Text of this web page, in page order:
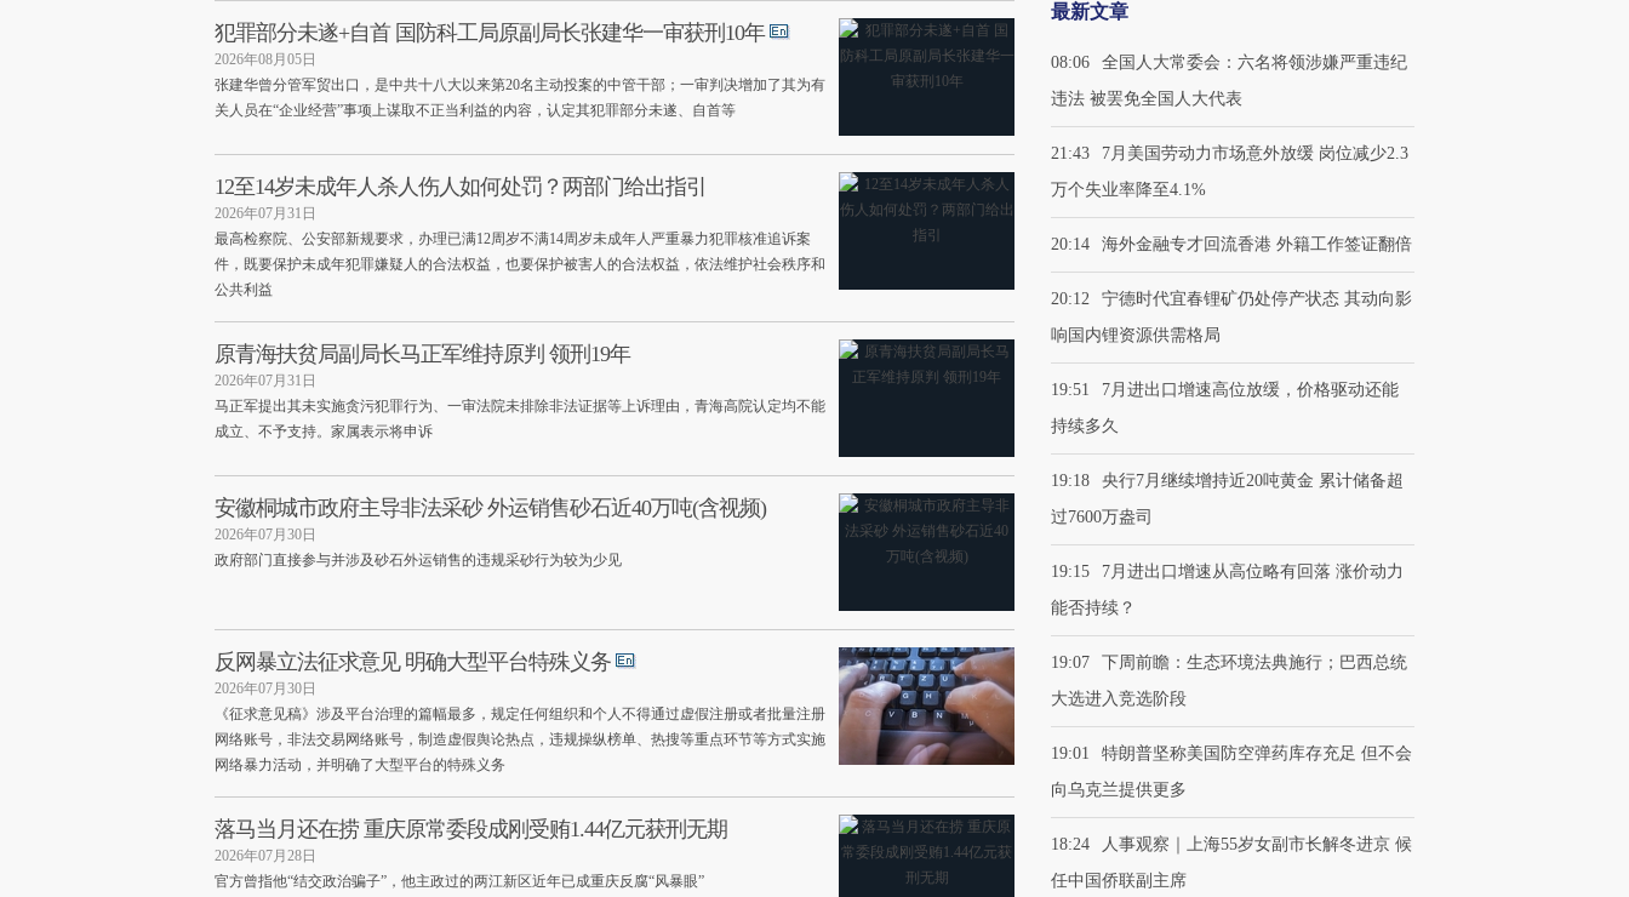
犯罪部分未遂+自首 国防科工局原副局长张建华一审获刑10年
2026年08月05日
张建华曾分管军贸出口，是中共十八大以来第20名主动投案的中管干部；一审判决增加了其为有
关人员在“企业经营”事项上谋取不正当利益的内容，认定其犯罪部分未遂、自首等
12至14岁未成年人杀人伤人如何处罚？两部门给出指引
2026年07月31日
最高检察院、公安部新规要求，办理已满12周岁不满14周岁未成年人严重暴力犯罪核准追诉案
件，既要保护未成年犯罪嫌疑人的合法权益，也要保护被害人的合法权益，依法维护社会秩序和
公共利益
原青海扶贫局副局长马正军维持原判 领刑19年
2026年07月31日
马正军提出其未实施贪污犯罪行为、一审法院未排除非法证据等上诉理由，青海高院认定均不能
成立、不予支持。家属表示将申诉
安徽桐城市政府主导非法采砂 外运销售砂石近40万吨(含视频)
2026年07月30日
政府部门直接参与并涉及砂石外运销售的违规采砂行为较为少见
反网暴立法征求意见 明确大型平台特殊义务
2026年07月30日
《征求意见稿》涉及平台治理的篇幅最多，规定任何组织和个人不得通过虚假注册或者批量注册
网络账号，非法交易网络账号，制造虚假舆论热点，违规操纵榜单、热搜等重点环节等方式实施
网络暴力活动，并明确了大型平台的特殊义务
落马当月还在捞 重庆原常委段成刚受贿1.44亿元获刑无期
2026年07月28日
官方曾指他“结交政治骗子”，他主政过的两江新区近年已成重庆反腐“风暴眼”
最新文章
08:06
全国人大常委会：六名将领涉嫌严重违纪
违法 被罢免全国人大代表
21:43
7月美国劳动力市场意外放缓 岗位减少2.3
万个失业率降至4.1%
20:14 海外金融专才回流香港 外籍工作签证翻倍
20:12
宁德时代宜春锂矿仍处停产状态 其动向影
响国内锂资源供需格局
19:51
7月进出口增速高位放缓，价格驱动还能
持续多久
19:18
央行7月继续增持近20吨黄金 累计储备超
过7600万盎司
19:15
7月进出口增速从高位略有回落 涨价动力
能否持续？
19:07
下周前瞻：生态环境法典施行；巴西总统
大选进入竞选阶段
19:01
特朗普坚称美国防空弹药库存充足 但不会
向乌克兰提供更多
18:24
人事观察｜上海55岁女副市长解冬进京 候
任中国侨联副主席